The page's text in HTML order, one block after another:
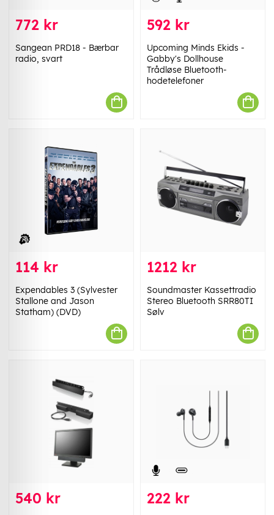
772 kr
Sangean PRD18 - Bærbar
radio, svart
592 kr
Upcoming Minds Ekids -
Gabby's Dollhouse
Trådløse Bluetooth-
hodetelefoner
114 kr
Expendables 3 (Sylvester
Stallone and Jason
Statham) (DVD)
1212 kr
Soundmaster Kassettradio
Stereo Bluetooth SRR80TI
Sølv
540 kr 222 kr